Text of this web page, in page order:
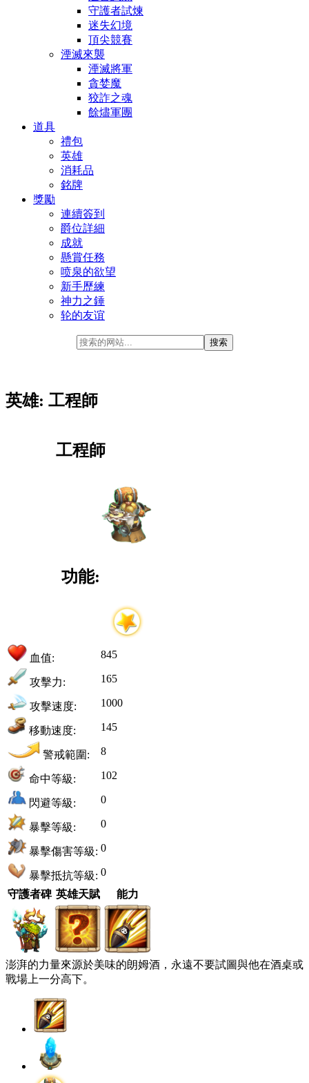
守護者試煉
迷失幻境
頂尖競賽
湮滅來襲
湮滅將軍
貪婪魔
狡詐之魂
餘燼軍團
道具
禮包
英雄
消耗品
銘牌
獎勵
連續簽到
爵位詳細
成就
懸賞任務
喷泉的欲望
新手歷練
神力之錘
轮的友谊
英雄: 工程師
工程師
功能:
血值: 845
攻擊力: 165
攻擊速度: 1000
移動速度: 145
警戒範圍: 8
命中等級: 102
閃避等級: 0
暴擊等級: 0
暴擊傷害等級: 0
暴擊抵抗等級: 0
守護者碑 英雄天賦 能力
澎湃的力量來源於美味的朗姆酒，永遠不要試圖與他在酒桌或
戰場上一分高下。